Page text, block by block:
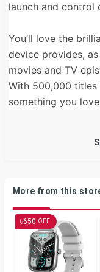
launch and control
You’ll love the
device provides,
movies and TV
With 500,000 titles
something you
More from this
৳650 OFF